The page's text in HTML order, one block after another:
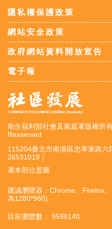
隱私權保護政策
網站安全政策
政府網站資料開放宣告
電子報
衛生福利部社會及家庭署版權所
Resserved
115204臺北市南港區忠孝東路
26531019｜
署本部位置圖
建議瀏覽器：Chrome、Firefox
為1280*960)
目前瀏覽數： 9598140